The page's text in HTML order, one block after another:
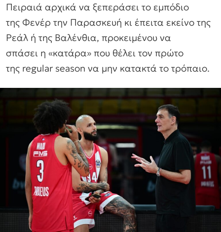
Πειραιά αρχικά να ξεπεράσει το εμπόδιο
της Φενέρ την Παρασκευή κι έπειτα εκείνο της
Ρεάλ ή της Βαλένθια, προκειμένου να
σπάσει η «κατάρα» που θέλει τον πρώτο
της regular season να μην κατακτά το τρόπαιο.